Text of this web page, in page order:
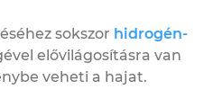
sokszor hidrogén-
elővilágosításra van
veheti a hajat.